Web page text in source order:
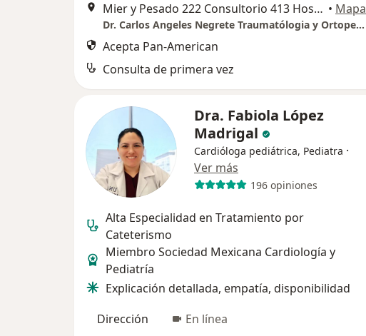
Mier y Pesado 222 Consultorio 413 Hospital San Angel Inn del Valle, Benito Juárez • Mapa
Dr. Carlos Angeles Negrete Traumatólogia y Ortopedia, Hospital San Angel Inn de Valle consultorio 413
Acepta Pan-American
Consulta de primera vez
Dra. Fabiola López
Madrigal
Cardióloga pediátrica, Pediatra ·
Ver más
196 opiniones
Alta Especialidad en Tratamiento por
Cateterismo
Miembro Sociedad Mexicana Cardiología y
Pediatría
Explicación detallada, empatía, disponibilidad
Dirección
En línea